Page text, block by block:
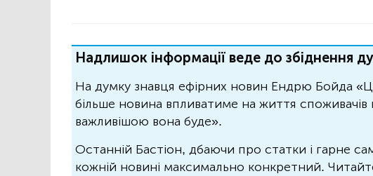
Надлишок інформації веде до збіднення
На думку знавця ефірних новин Ендрю Бойда
більше новина впливатиме на життя
важливішою вона буде».
Останній Бастіон, дбаючи про статки і гарне
кожній новині максимально конкретний.